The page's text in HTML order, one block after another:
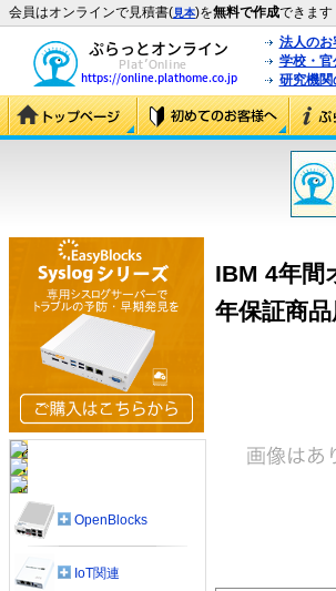
会員はオンラインで見積書(見本)を無料で作成できます
法人のお
学校・官
研究機関
IBM 4年間
年保証商
OpenBlocks
IoT関連